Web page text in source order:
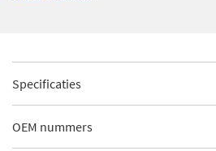
Specificaties
Fabrikantcode
OEM nummers